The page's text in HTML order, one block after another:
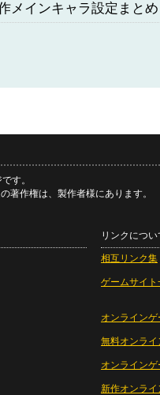
メインキャラ設定まとめ
す。
著作権は、製作者様にあります。
リンクについ
相互リンク集
ゲームサイト
オンラインゲ
無料オンライ
オンライン
新作オンライ